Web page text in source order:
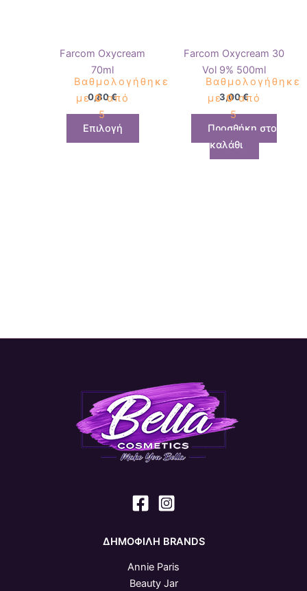
Farcom Oxycream
70ml
Βαθμολογήθηκε
με0από
5
0,80€
Επιλογή
σελίδα
του
προϊόντος
Farcom Oxycream 30
Vol 9% 500ml
Βαθμολογήθηκε
με0από
5
3,00€
Προσθήκη στο
καλάθι
ΔΗΜΟΦΙΛΗ BRANDS
Annie Paris
Beauty Jar